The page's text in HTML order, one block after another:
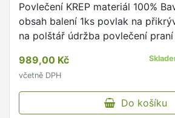
Povlečení KREP materiál 100%
obsah balení 1ks povlak na
na polštář údržba povlečení
uzávěry dodržujte …
989,00 Kč
včetně DPH
Do košíku